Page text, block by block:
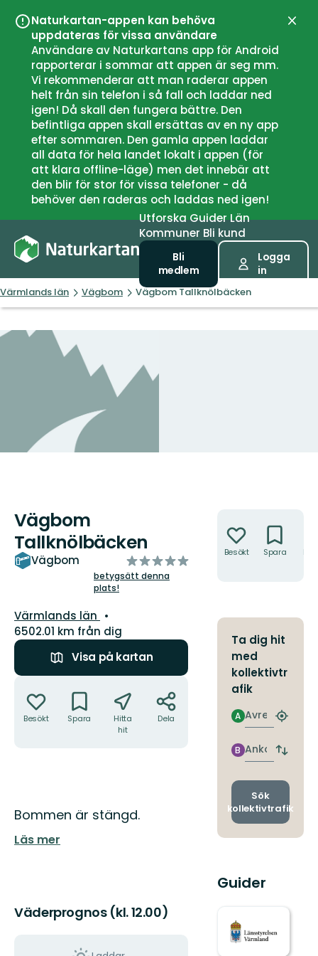
Naturkartan-appen kan behöva
uppdateras för vissa användare
Användare av Naturkartans app för Android
rapporterar i sommar att appen är seg mm.
Vi rekommenderar att man raderar appen
helt från sin telefon i så fall och laddar ned
igen! Då skall den fungera bättre. Den
befintliga appen skall ersättas av en ny app
efter sommaren. Den gamla appen laddar
all data för hela landet lokalt i appen (för
att klara offline-läge) men det innebär att
den blir för stor för vissa telefoner - då
behöver den raderas och laddas ned igen!
UtforskaGuiderLän
Kommuner Bli kund
Bli
medlem
Logga
in
Värmlands län Vägbom Vägbom Tallknölbäcken
Vägbom
Tallknölbäcken
Vägbom
av
5
betygsätt denna
plats!
Län:
Värmlands län
6502.01 km från dig
Visa på kartan
Besökt Spara
Hitta
hit
Dela
Beskrivning
Bommen är stängd.
Läs mer
Väderprognos (kl. 12.00)
Besökt Spara
Ta dig hit
med
kollektivtr
afik
Avresa
A
Hitta
Ankomst
B
Byt
och
Sök
kollektivtrafik
Guider